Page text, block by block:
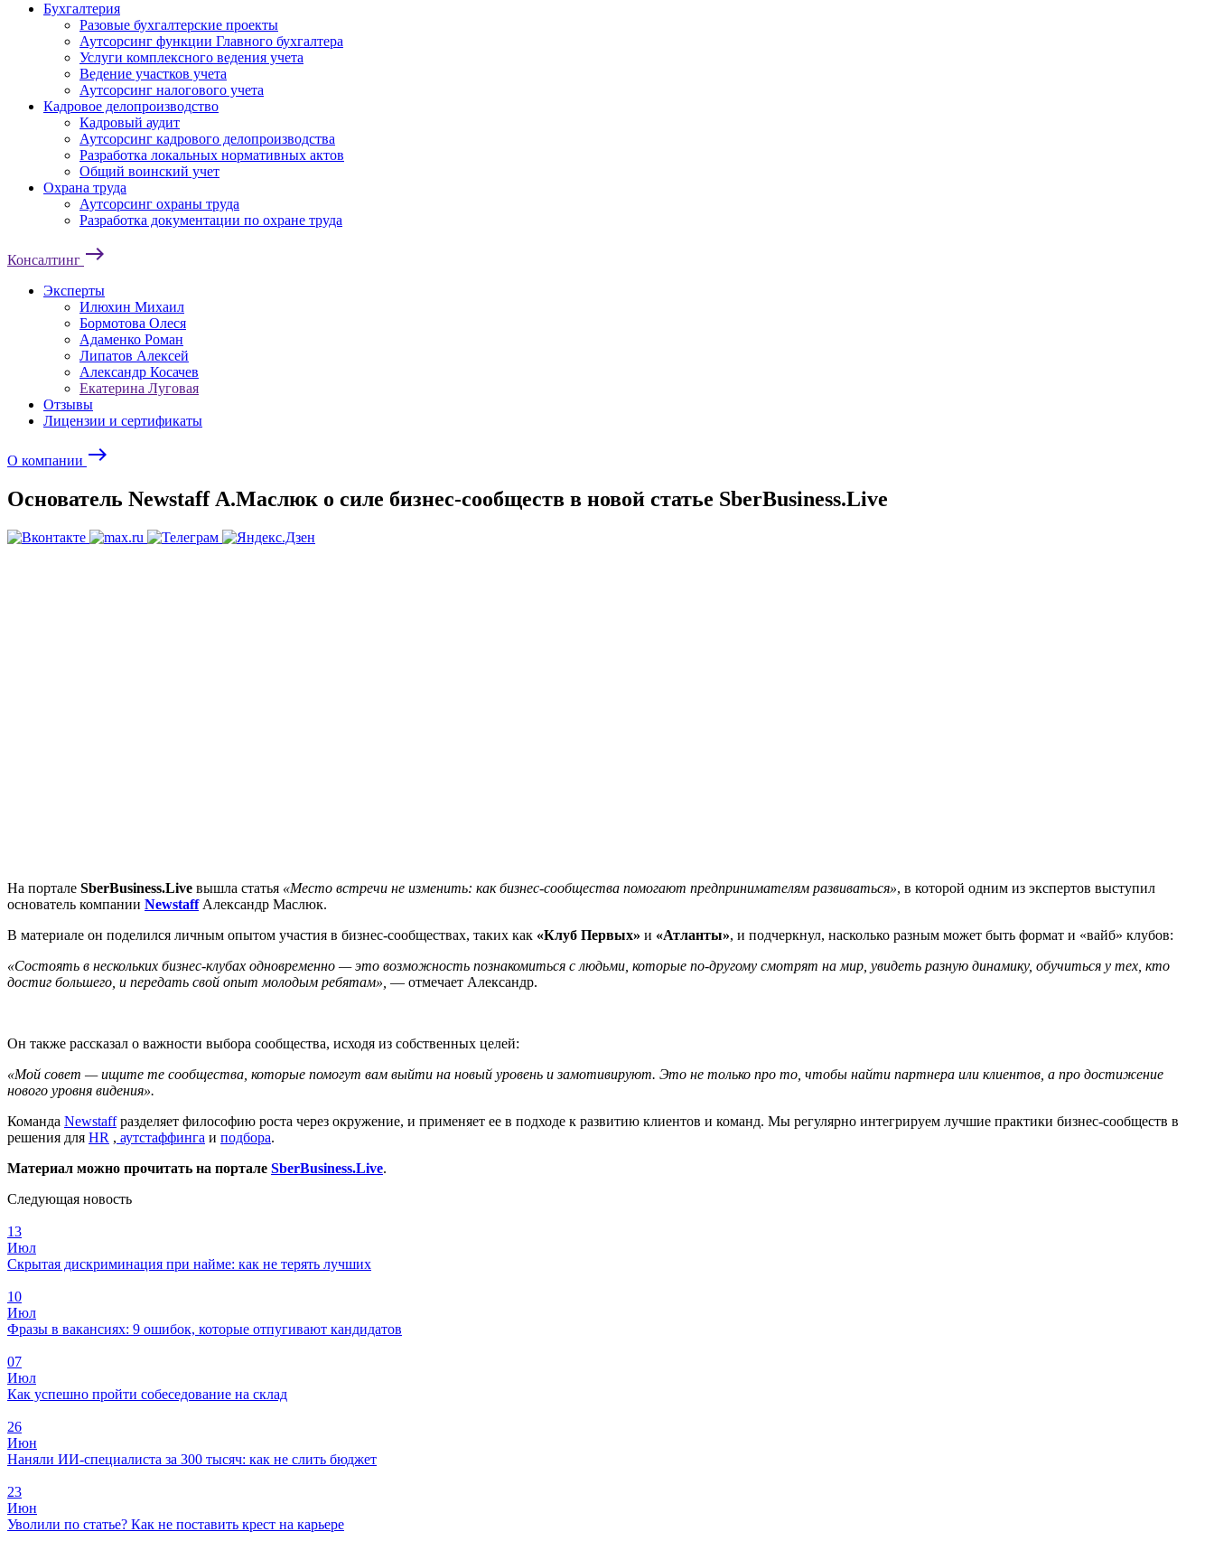
Бухгалтерия
Разовые бухгалтерские проекты
Аутсорсинг функции Главного бухгалтера
Услуги комплексного ведения учета
Ведение участков учета
Аутсорсинг налогового учета
Кадровое делопроизводство
Кадровый аудит
Аутсорсинг кадрового делопроизводства
Разработка локальных нормативных актов
Общий воинский учет
Охрана труда
Аутсорсинг охраны труда
Разработка документации по охране труда
Консалтинг east
Эксперты
Илюхин Михаил
Бормотова Олеся
Адаменко Роман
Липатов Алексей
Александр Косачев
Екатерина Луговая
Отзывы
Лицензии и сертификаты
О компании east
Основатель Newstaff А.Маслюк о силе бизнес-сообществ в новой статье SberBusiness.Live
На портале SberBusiness.Live вышла статья «Место встречи не изменить: как бизнес-сообщества помогают предпринимателям развиваться», в которой одним из экспертов выступил
основатель компании Newstaff Александр Маслюк.
В материале он поделился личным опытом участия в бизнес-сообществах, таких как «Клуб Первых» и «Атланты», и подчеркнул, насколько разным может быть формат и «вайб» клубов:
«Состоять в нескольких бизнес-клубах одновременно — это возможность познакомиться с людьми, которые по-другому смотрят на мир, увидеть разную динамику, обучиться у тех, кто
достиг большего, и передать свой опыт молодым ребятам», — отмечает Александр.
Он также рассказал о важности выбора сообщества, исходя из собственных целей:
«Мой совет — ищите те сообщества, которые помогут вам выйти на новый уровень и замотивируют. Это не только про то, чтобы найти партнера или клиентов, а про достижение
нового уровня видения».
Команда Newstaff разделяет философию роста через окружение, и применяет ее в подходе к развитию клиентов и команд. Мы регулярно интегрируем лучшие практики бизнес-сообществ в
решения для HR , аутстаффинга и подбора.
Материал можно прочитать на портале SberBusiness.Live.
Следующая новость
13
Июл
Скрытая дискриминация при найме: как не терять лучших
10
Июл
Фразы в вакансиях: 9 ошибок, которые отпугивают кандидатов
07
Июл
Как успешно пройти собеседование на склад
26
Июн
Наняли ИИ-специалиста за 300 тысяч: как не слить бюджет
23
Июн
Уволили по статье? Как не поставить крест на карьере